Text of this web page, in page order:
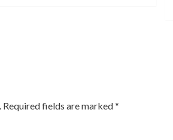
Required fields are marked*